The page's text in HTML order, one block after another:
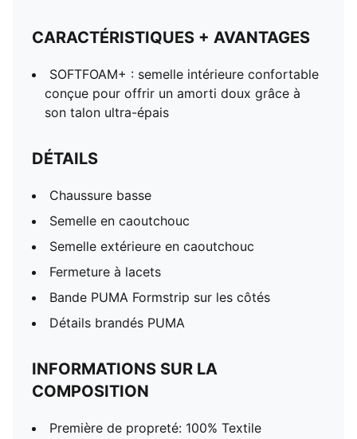
CARACTÉRISTIQUES + AVANTAGES
SOFTFOAM+ : semelle intérieure confortable
conçue pour offrir un amorti doux grâce à
son talon ultra-épais
DÉTAILS
Chaussure basse
Semelle en caoutchouc
Semelle extérieure en caoutchouc
Fermeture à lacets
Bande PUMA Formstrip sur les côtés
Détails brandés PUMA
INFORMATIONS SUR LA
COMPOSITION
Première de propreté: 100% Textile